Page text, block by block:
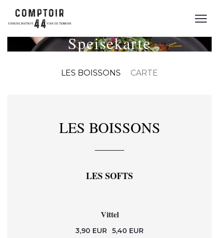
Speisekarte
LES BOISSONS CARTE
LES BOISSONS
LES SOFTS
Vittel
3,90 EUR 5,40 EUR